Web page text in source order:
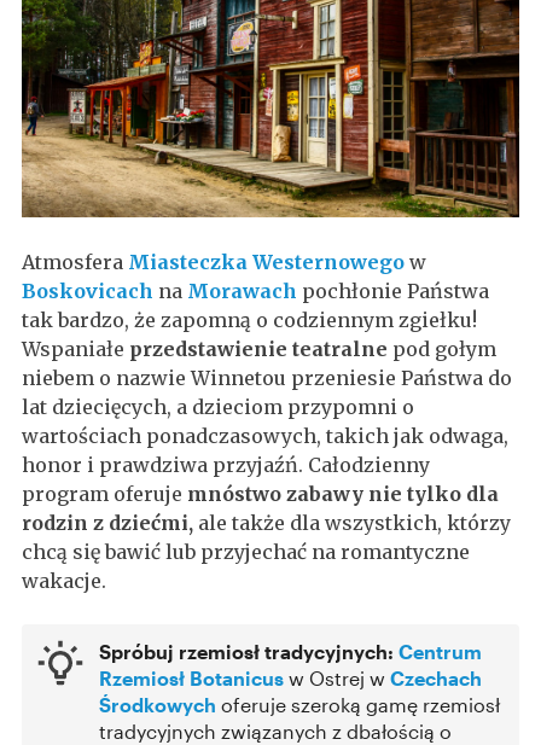
Atmosfera Miasteczka Westernowego w
Boskovicach na Morawach pochłonie Państwa
tak bardzo, że zapomną o codziennym zgiełku!
Wspaniałe przedstawienie teatralne pod gołym
niebem o nazwie Winnetou przeniesie Państwa do
lat dziecięcych, a dzieciom przypomni o
wartościach ponadczasowych, takich jak odwaga,
honor i prawdziwa przyjaźń. Całodzienny
program oferuje mnóstwo zabawy nie tylko dla
rodzin z dziećmi, ale także dla wszystkich, którzy
chcą się bawić lub przyjechać na romantyczne
wakacje.
Spróbuj rzemiosł tradycyjnych: Centrum
Rzemiosł Botanicus w Ostrej w Czechach
Środkowych oferuje szeroką gamę rzemiosł
tradycyjnych związanych z dbałością o